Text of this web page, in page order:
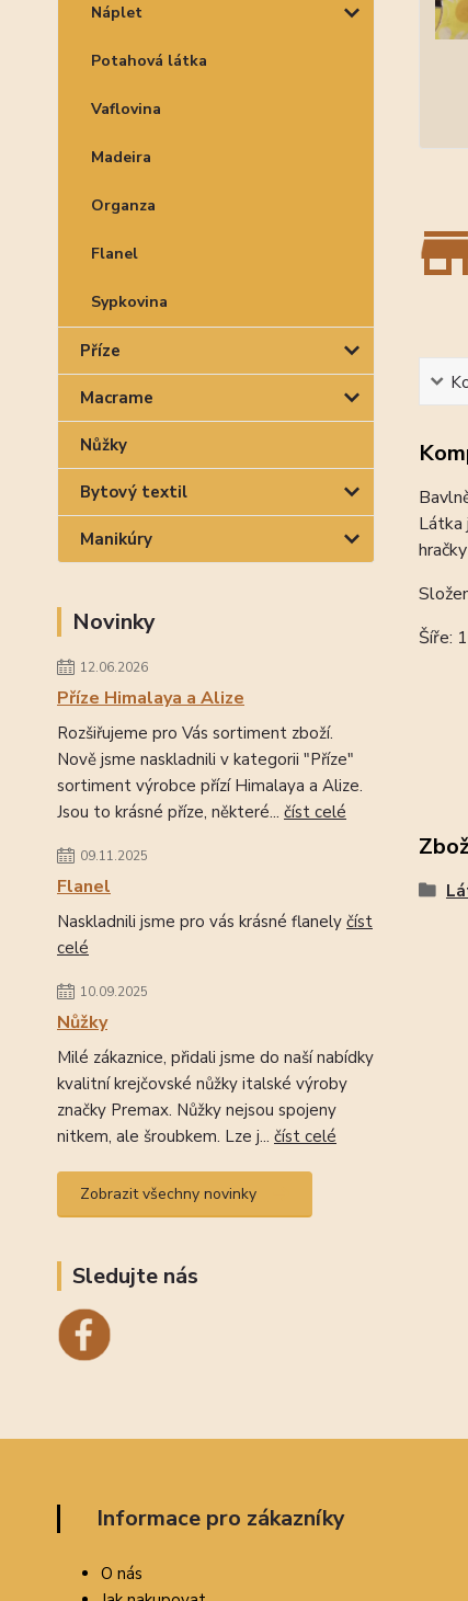
Náplet
Potahová látka
Vaflovina
Madeira
Organza
Flanel
Sypkovina
Příze
Macrame
Nůžky
Bytový textil
Manikúry
Novinky
12.06.2026
Příze Himalaya a Alize
Rozšiřujeme pro Vás sortiment zboží.
Nově jsme naskladnili v kategorii "Příze"
sortiment výrobce přízí Himalaya a Alize.
Jsou to krásné příze, některé... číst celé
09.11.2025
Flanel
Naskladnili jsme pro vás krásné flanely číst
celé
10.09.2025
Nůžky
Milé zákaznice, přidali jsme do naší nabídky
kvalitní krejčovské nůžky italské výroby
značky Premax. Nůžky nejsou spojeny
nitkem, ale šroubkem. Lze j... číst celé
Zobrazit všechny novinky
Sledujte nás
Látka
Šíře:
Informace pro zákazníky
O nás